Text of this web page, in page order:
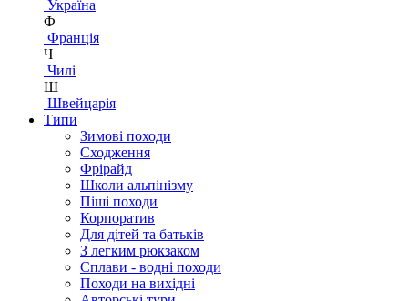
Україна
Ф
Франція
Ч
Чилі
Ш
Швейцарія
Типи
Зимові походи
Сходження
Фрірайд
Школи альпінізму
Піші походи
Корпоратив
Для дітей та батьків
З легким рюкзаком
Сплави - водні походи
Походи на вихідні